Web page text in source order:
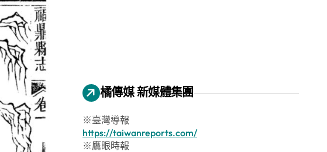
橘傳媒 新媒體集團
※臺灣導報
https://taiwanreports.com/
※鷹眼時報